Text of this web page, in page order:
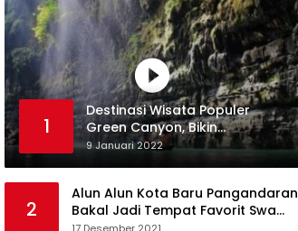
1
Destinasi Wisata Populer
Green Canyon, Bikin
Ketagihan Wisatawan
9 Januari 2022
2
Alun Alun Kota Baru Pangandaran
Bakal Jadi Tempat Favorit Swa
Foto Selfie